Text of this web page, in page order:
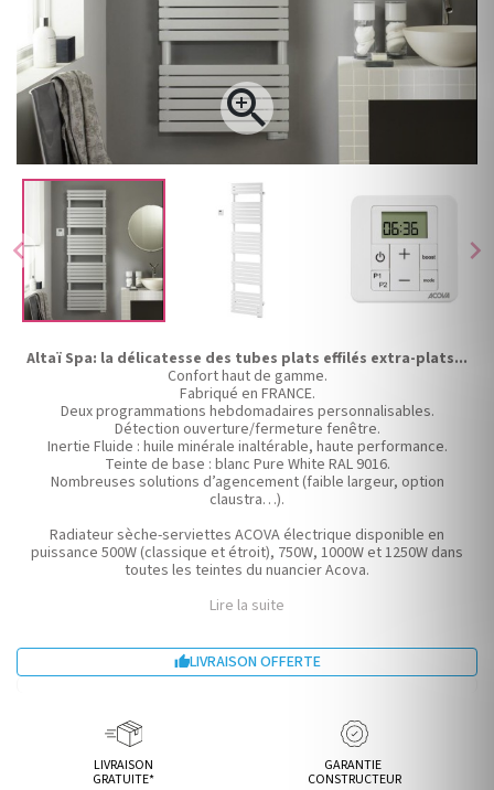
chevron_left chevron_right

Altaï Spa: la délicatesse des tubes plats effilés extra-plats...
Confort haut de gamme.
Fabriqué en FRANCE.
Deux programmations hebdomadaires personnalisables.
Détection ouverture/fermeture fenêtre.
Inertie Fluide : huile minérale inaltérable, haute performance.
Teinte de base : blanc Pure White RAL 9016.
Nombreuses solutions d’agencement (faible largeur, option
claustra…).
Radiateur sèche-serviettes ACOVA électrique disponible en
puissance 500W (classique et étroit), 750W, 1000W et 1250W dans
toutes les teintes du nuancier Acova.
Lire la suite
LIVRAISON OFFERTE
LIVRAISON
GRATUITE*
GARANTIE
CONSTRUCTEUR